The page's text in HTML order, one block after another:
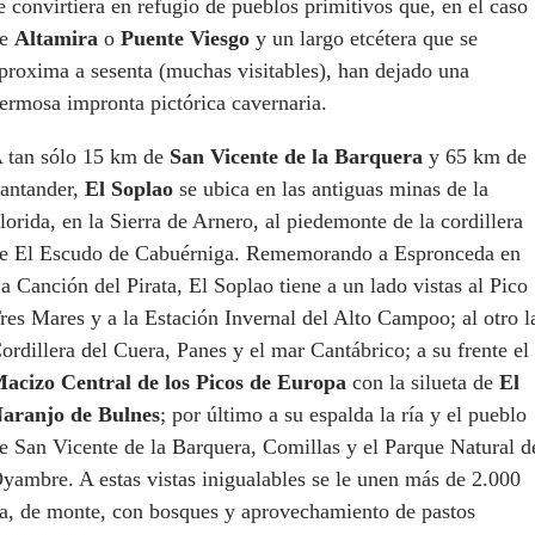
convirtiera en refugio de pueblos primitivos que, en el caso
Altamira o Puente Viesgo y un largo etcétera que se
a sesenta (muchas visitables), han dejado una
impronta pictórica cavernaria.
tan sólo 15 km de San Vicente de la Barquera y 65 km de
El Soplao se ubica en las antiguas minas de la
en la Sierra de Arnero, al piedemonte de la cordillera
El Escudo de Cabuérniga. Rememorando a Espronceda en
Canción del Pirata, El Soplao tiene a un lado vistas al Pico
Mares y a la Estación Invernal del Alto Campoo; al otro
del Cuera, Panes y el mar Cantábrico; a su frente el
Central de los Picos de Europa con la silueta de El
de Bulnes; por último a su espalda la ría y el pueblo
San Vicente de la Barquera, Comillas y el Parque Natural
A estas vistas inigualables se le unen más de 2.000
de monte, con bosques y aprovechamiento de pastos